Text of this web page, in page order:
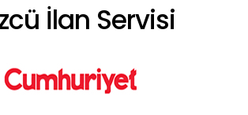
İlan Servisi